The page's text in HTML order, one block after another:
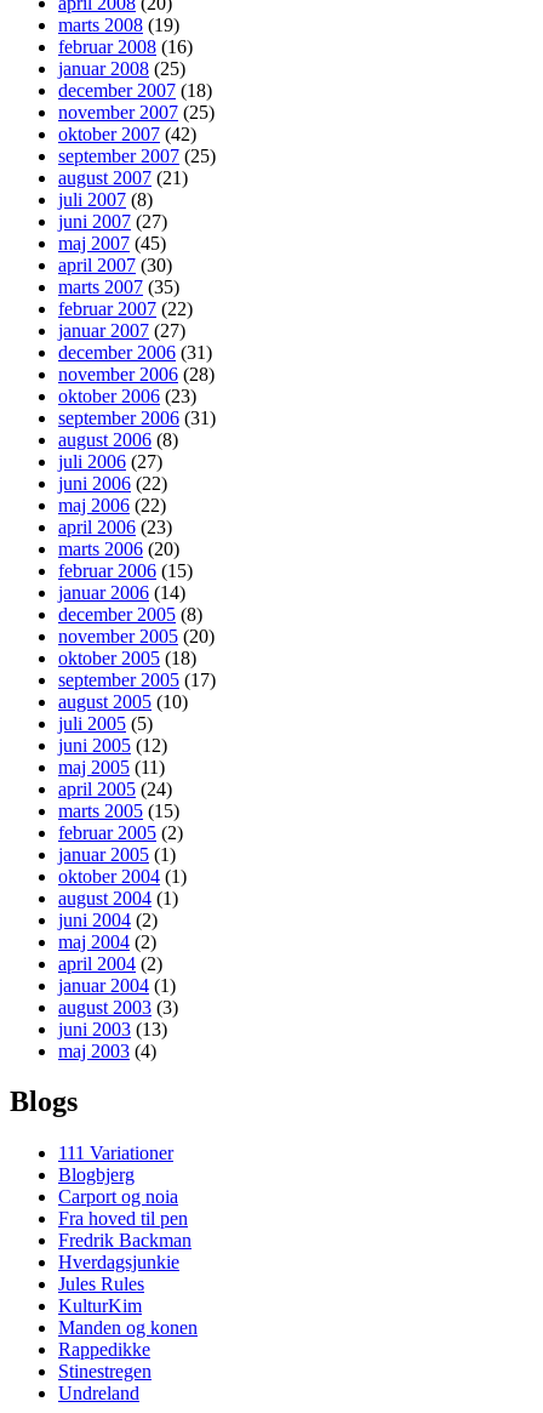
marts 2008 (19)
februar 2008 (16)
januar 2008 (25)
december 2007 (18)
november 2007 (25)
oktober 2007 (42)
september 2007 (25)
august 2007 (21)
juli 2007 (8)
juni 2007 (27)
maj 2007 (45)
april 2007 (30)
marts 2007 (35)
februar 2007 (22)
januar 2007 (27)
december 2006 (31)
november 2006 (28)
oktober 2006 (23)
september 2006 (31)
august 2006 (8)
juli 2006 (27)
juni 2006 (22)
maj 2006 (22)
april 2006 (23)
marts 2006 (20)
februar 2006 (15)
januar 2006 (14)
december 2005 (8)
november 2005 (20)
oktober 2005 (18)
september 2005 (17)
august 2005 (10)
juli 2005 (5)
juni 2005 (12)
maj 2005 (11)
april 2005 (24)
marts 2005 (15)
februar 2005 (2)
januar 2005 (1)
oktober 2004 (1)
august 2004 (1)
juni 2004 (2)
maj 2004 (2)
april 2004 (2)
januar 2004 (1)
august 2003 (3)
juni 2003 (13)
maj 2003 (4)
Blogs
111 Variationer
Blogbjerg
Carport og noia
Fra hoved til pen
Fredrik Backman
Hverdagsjunkie
Jules Rules
KulturKim
Manden og konen
Rappedikke
Stinestregen
Undreland